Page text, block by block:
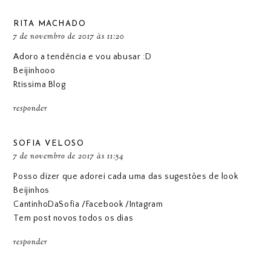
RITA MACHADO
7 de novembro de 2017 às 11:20
Adoro a tendência e vou abusar :D
Beijinhooo
Rtissima Blog
responder
SOFIA VELOSO
7 de novembro de 2017 às 11:54
Posso dizer que adorei cada uma das sugestões de look
Beijinhos
CantinhoDaSofia /Facebook /Intagram
Tem post novos todos os dias
responder